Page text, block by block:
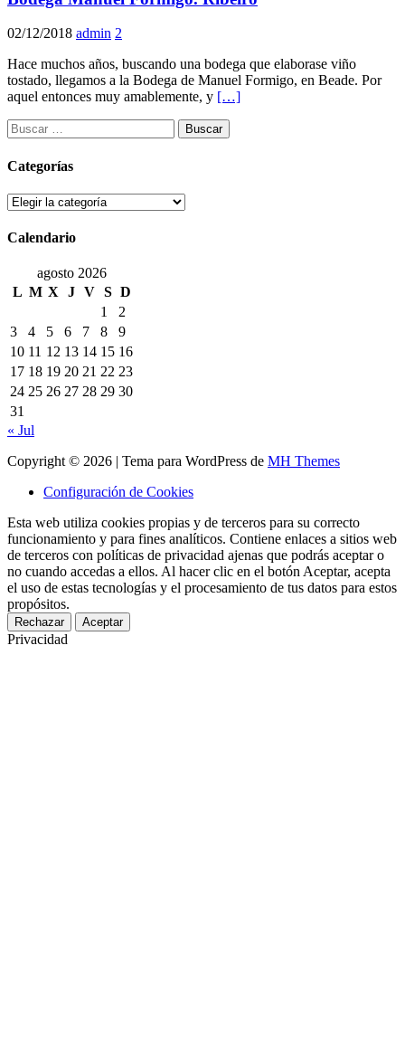
02/12/2018 admin 2
Hace muchos años, buscando una bodega que elaborase viño
tostado, llegamos a la Bodega de Manuel Formigo, en Beade. Por
aquel entonces muy amablemente, y […]
Buscar:
Categorías
Categorías
Calendario
agosto 2026
L M X J V S D
1
2
3
4 5 6 7 8
9
10 11 12 13 14 15 16
17 18 19 20 21 22 23
24 25 26 27 28 29 30
31
« Jul
Copyright © 2026 | Tema para WordPress de MH Themes
Configuración de Cookies
Esta web utiliza cookies propias y de terceros para su correcto
funcionamiento y para fines analíticos. Contiene enlaces a sitios web
de terceros con políticas de privacidad ajenas que podrás aceptar o
no cuando accedas a ellos. Al hacer clic en el botón Aceptar, acepta
el uso de estas tecnologías y el procesamiento de tus datos para estos
propósitos.
Rechazar Aceptar
Privacidad